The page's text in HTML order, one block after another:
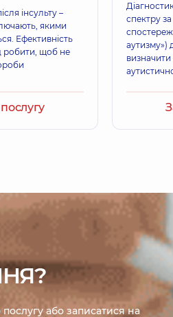
інсульту –
якими
Ефективність
робити, щоб не
спектру
аутизму»)
визначити
або записатися на